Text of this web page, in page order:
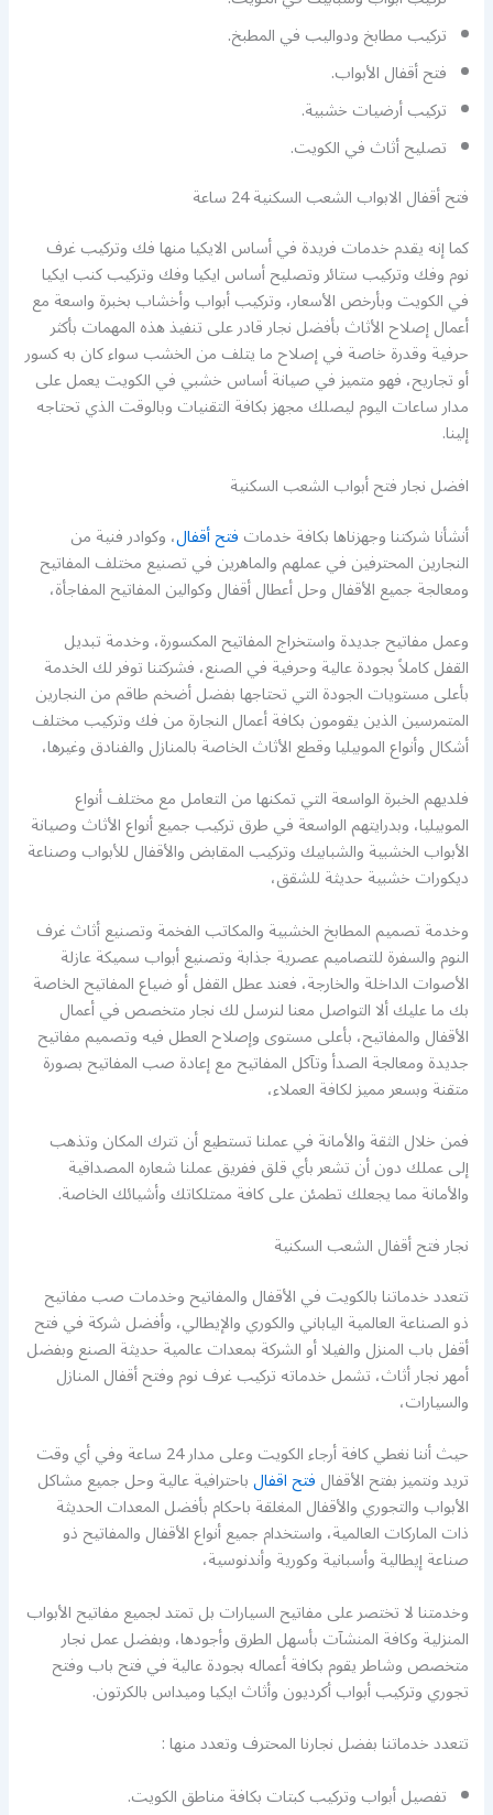
تركيب مطابخ ودواليب في المطبخ.
فتح أقفال الأبواب.
تركيب أرضيات خشبية.
تصليح أثاث في الكويت.
فتح أقفال الابواب الشعب السكنية 24 ساعة
كما إنه يقدم خدمات فريدة في أساس الايكيا منها فك وتركيب غرف
نوم وفك وتركيب ستائر وتصليح أساس ايكيا وفك وتركيب كنب ايكيا
في الكويت وبأرخص الأسعار، وتركيب أبواب وأخشاب بخبرة واسعة مع
أعمال إصلاح الأثاث بأفضل نجار قادر على تنفيذ هذه المهمات بأكثر
حرفية وقدرة خاصة في إصلاح ما يتلف من الخشب سواء كان به كسور
أو تجاريح، فهو متميز في صيانة أساس خشبي في الكويت يعمل على
مدار ساعات اليوم ليصلك مجهز بكافة التقنيات وبالوقت الذي تحتاجه
إلينا.
افضل نجار فتح أبواب الشعب السكنية
أنشأنا شركتنا وجهزناها بكافة خدماتفتح أقفال، وكوادر فنية من
النجارين المحترفين في عملهم والماهرين في تصنيع مختلف المفاتيح
ومعالجة جميع الأقفال وحل أعطال أقفال وكوالين المفاتيح المفاجأة،
وعمل مفاتيح جديدة واستخراج المفاتيح المكسورة، وخدمة تبديل
القفل كاملاً بجودة عالية وحرفية في الصنع، فشركتنا توفر لك الخدمة
بأعلى مستويات الجودة التي تحتاجها بفضل أضخم طاقم من النجارين
المتمرسين الذين يقومون بكافة أعمال النجارة من فك وتركيب مختلف
أشكال وأنواع الموبيليا وقطع الأثاث الخاصة بالمنازل والفنادق وغيرها،
فلديهم الخبرة الواسعة التي تمكنها من التعامل مع مختلف أنواع
الموبيليا، وبدرايتهم الواسعة في طرق تركيب جميع أنواع الأثاث وصيانة
الأبواب الخشبية والشبابيك وتركيب المقابض والأقفال للأبواب وصناعة
ديكورات خشبية حديثة للشقق،
وخدمة تصميم المطابخ الخشبية والمكاتب الفخمة وتصنيع أثاث غرف
النوم والسفرة للتصاميم عصرية جذابة وتصنيع أبواب سميكة عازلة
الأصوات الداخلة والخارجة، فعند عطل القفل أو ضياع المفاتيح الخاصة
بك ما عليك ألا التواصل معنا لنرسل لك نجار متخصص في أعمال
الأقفال والمفاتيح، بأعلى مستوى وإصلاح العطل فيه وتصميم مفاتيح
جديدة ومعالجة الصدأ وتآكل المفاتيح مع إعادة صب المفاتيح بصورة
متقنة وبسعر مميز لكافة العملاء،
فمن خلال الثقة والأمانة في عملنا تستطيع أن تترك المكان وتذهب
إلى عملك دون أن تشعر بأي قلق ففريق عملنا شعاره المصداقية
والأمانة مما يجعلك تطمئن على كافة ممتلكاتك وأشيائك الخاصة.
نجار فتح أقفال الشعب السكنية
تتعدد خدماتنا بالكويت في الأقفال والمفاتيح وخدمات صب مفاتيح
ذو الصناعة العالمية الياباني والكوري والإيطالي، وأفضل شركة في فتح
أقفل باب المنزل والفيلا أو الشركة بمعدات عالمية حديثة الصنع وبفضل
أمهر نجار أثاث، تشمل خدماته تركيب غرف نوم وفتح أقفال المنازل
والسيارات،
حيث أننا نغطي كافة أرجاء الكويت وعلى مدار 24 ساعة وفي أي وقت
تريد ونتميز بفتح الأقفالفتح اقفالباحترافية عالية وحل جميع مشاكل
الأبواب والتجوري والأقفال المغلقة باحكام بأفضل المعدات الحديثة
ذات الماركات العالمية، واستخدام جميع أنواع الأقفال والمفاتيح ذو
صناعة إيطالية وأسبانية وكورية وأندنوسية،
وخدمتنا لا تختصر على مفاتيح السيارات بل تمتد لجميع مفاتيح الأبواب
المنزلية وكافة المنشآت بأسهل الطرق وأجودها، وبفضل عمل نجار
متخصص وشاطر يقوم بكافة أعماله بجودة عالية في فتح باب وفتح
تجوري وتركيب أبواب أكرديون وأثاث ايكيا وميداس بالكرتون.
تتعدد خدماتنا بفضل نجارنا المحترف وتعدد منها :
تفصيل أبواب وتركيب كبتات بكافة مناطق الكويت.